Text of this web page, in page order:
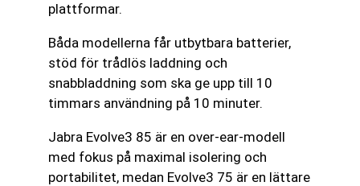
plattformar.
Båda modellerna får utbytbara batterier,
stöd för trådlös laddning och
snabbladdning som ska ge upp till 10
timmars användning på 10 minuter.
Jabra Evolve3 85 är en over-ear-modell
med fokus på maximal isolering och
portabilitet, medan Evolve3 75 är en lättare